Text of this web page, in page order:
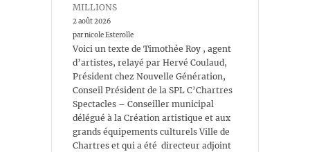
MILLIONS
2 août 2026
par nicole Esterolle
Voici un texte de Timothée Roy , agent
d’artistes, relayé par Hervé Coulaud,
Président chez Nouvelle Génération,
Conseil Président de la SPL C’Chartres
Spectacles – Conseiller municipal
délégué à la Création artistique et aux
grands équipements culturels Ville de
Chartres et qui a été directeur adjoint